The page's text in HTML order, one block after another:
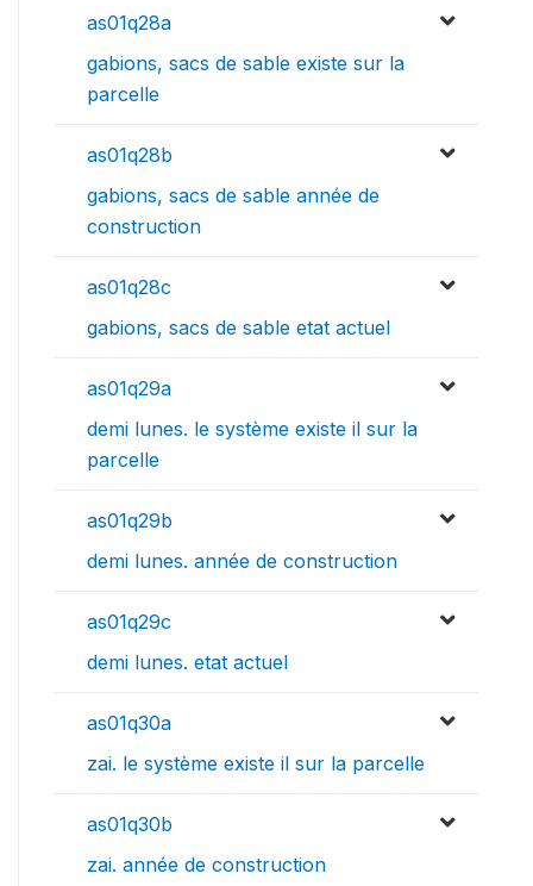
as01q28a
gabions, sacs de sable existe sur la
parcelle
as01q28b
gabions, sacs de sable année de
construction
as01q28c
gabions, sacs de sable etat actuel
as01q29a
demi lunes. le système existe il sur la
parcelle
as01q29b
demi lunes. année de construction
as01q29c
demi lunes. etat actuel
as01q30a
zai. le système existe il sur la parcelle
as01q30b
zai. année de construction